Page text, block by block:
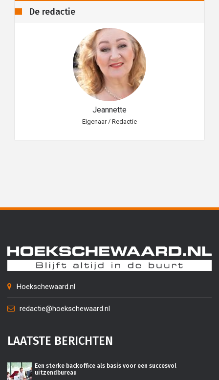
De redactie
Jeannette
Eigenaar / Redactie
Hoekschewaard.nl
redactie@hoekschewaard.nl
LAATSTE BERICHTEN
Een sterke backoffice als basis voor een succesvol
uitzendbureau